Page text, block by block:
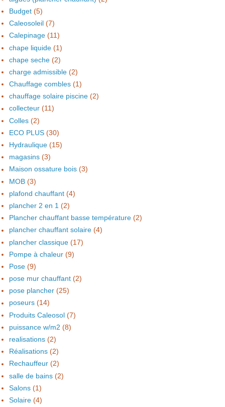
Budget (5)
Caleosoleil (7)
Calepinage (11)
chape liquide (1)
chape seche (2)
charge admissible (2)
Chauffage combles (1)
chauffage solaire piscine (2)
collecteur (11)
Colles (2)
ECO PLUS (30)
Hydraulique (15)
magasins (3)
Maison ossature bois (3)
MOB (3)
plafond chauffant (4)
plancher 2 en 1 (2)
Plancher chauffant basse température (2)
plancher chauffant solaire (4)
plancher classique (17)
Pompe à chaleur (9)
Pose (9)
pose mur chauffant (2)
pose plancher (25)
poseurs (14)
Produits Caleosol (7)
puissance w/m2 (8)
realisations (2)
Réalisations (2)
Rechauffeur (2)
salle de bains (2)
Salons (1)
Solaire (4)